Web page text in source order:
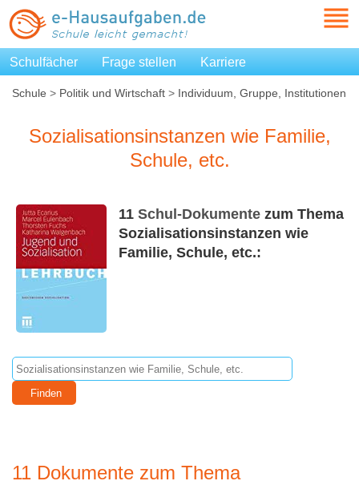
Schulfächer Frage stellen Karriere
Schule > Politik und Wirtschaft > Individuum, Gruppe, Institutionen
Sozialisationsinstanzen wie Familie,
Schule, etc.
11 Schul-Dokumente zum Thema
Sozialisationsinstanzen wie
Familie, Schule, etc.:
11 Dokumente zum Thema